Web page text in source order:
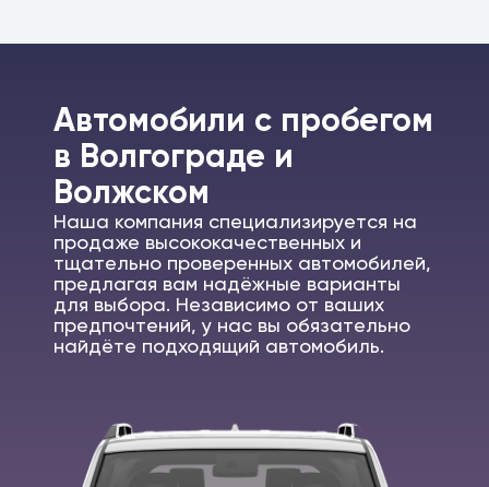
Автомобили c пробегом
в Волгограде и
Волжском
Наша компания специализируется на
продаже высококачественных и
тщательно проверенных автомобилей,
предлагая вам надёжные варианты
для выбора. Независимо от ваших
предпочтений, у нас вы обязательно
найдёте подходящий автомобиль.